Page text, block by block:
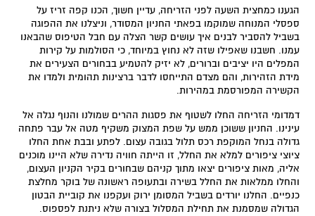
הגענו כמחצית השעה לפני הזריחה, עדיין חשוך, הכנו קפה זריז על
ספסלי המנוחה שמוקמו בפאתי החניון המסודר, וניצלנו את ההפוגה
בשביל להסביר לבנים איך עושים קשר הצלה עם חבל הטיפוס שהבאנו
עמנו. חשבנו שאפילו שזה לא נחוץ במיוחד, כי הסולמות על קירות
המפלים היו יציבים וברורים, לא יזיק להטמיע בבחורים הצעירים את
מידת הזהירות, והם מצדם התייחסו לדבר ברצינות תהומית ולמדו את
הקשירה המפורסמת במהירות.
דמדומי הזריחה החלו לשטוף את פסגות ההרים שמולנו והנוף נגלה אל
עינינו. החניון ששוכן ממש על שפת המצוק משקיף מטה אל עבר פתחה
גדולה בנחל המוקפת רכס תלול בגובה עצום. לפתע ובבת אחת החלו
ציוצי ציפורים למלא את החלל, זו הייתה חוויה נדירה שלא היינו מוכנים
אליה, מאות ציפורים יצאו מתוך קניהם שבחורים בקיר הקניון העצום,
והחלו ממלאות את החלל בשירה ובתעופה ראשונה של בוקר מחלצת
כנפיים. החלנו יורדים בשביל המסומן ירוק ועקפנו את קוביית הבטון
הגדולה שמסמנת את תחילת המסלול בצורה שלא ניתנת לפספוס.